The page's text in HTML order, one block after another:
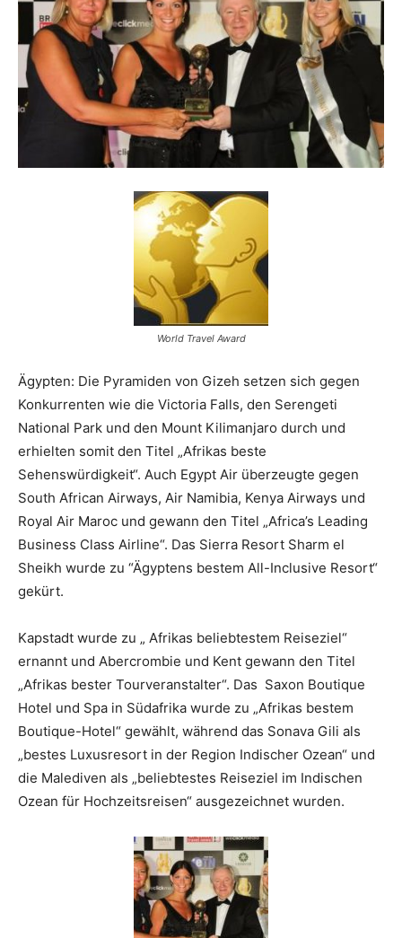
Reiseempfehlungen.
World Travel Award
Ägypten: Die Pyramiden von Gizeh setzen sich gegen
Konkurrenten wie die Victoria Falls, den Serengeti
National Park und den Mount Kilimanjaro durch und
erhielten somit den Titel „Afrikas beste
Sehenswürdigkeit“. Auch Egypt Air überzeugte gegen
South African Airways, Air Namibia, Kenya Airways und
Royal Air Maroc und gewann den Titel „Africa’s Leading
Business Class Airline“. Das Sierra Resort Sharm el
Sheikh wurde zu “Ägyptens bestem All-Inclusive Resort“
gekürt.
Kapstadt wurde zu „ Afrikas beliebtestem Reiseziel“
ernannt und Abercrombie und Kent gewann den Titel
„Afrikas bester Tourveranstalter“. Das Saxon Boutique
Hotel und Spa in Südafrika wurde zu „Afrikas bestem
Boutique-Hotel“ gewählt, während das Sonava Gili als
„bestes Luxusresort in der Region Indischer Ozean“ und
die Malediven als „beliebtestes Reiseziel im Indischen
Ozean für Hochzeitsreisen“ ausgezeichnet wurden.